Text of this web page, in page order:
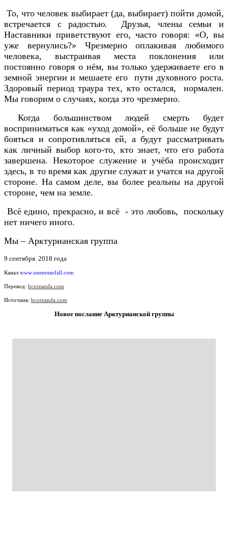
То, что человек выбирает (да, выбирает) пойти домой,
встречается с радостью. Друзья, члены семьи и
Наставники приветствуют его, часто говоря: «О, вы
уже вернулись?» Чрезмерно оплакивая любимого
человека, выстраивая места поклонения или
постоянно говоря о нём, вы только удерживаете его в
земной энергии и мешаете его пути духовного роста.
Здоровый период траура тех, кто остался, нормален.
Мы говорим о случаях, когда это чрезмерно.
Когда большинством людей смерть будет
восприниматься как «уход домой», её больше не будут
бояться и сопротивляться ей, а будут рассматривать
как личный выбор кого-то, кто знает, что его работа
завершена. Некоторое служение и учёба происходит
здесь, в то время как другие служат и учатся на другой
стороне. На самом деле, вы более реальны на другой
стороне, чем на земле.
Всё едино, прекрасно, и всё - это любовь, поскольку
нет ничего иного.
Мы – Арктурианская группа
9 сентября 2018 года
Канал www.onenessofall.com
Перевод: bcoreanda.com
Источник: bcoreanda.com
Новое послание Арктурианской группы